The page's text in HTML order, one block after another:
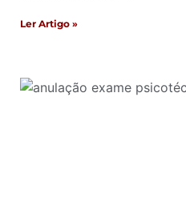
Ler Artigo »